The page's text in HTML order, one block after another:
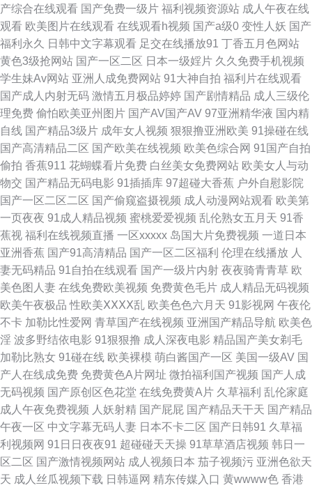
综合19p 三级专区 影音先锋色情影院 www日日干 激情伊人 日本女优婷婷 午
夜黄色剧场 91n成人网站 超碰婷婷东京热 国产精品欧美二区 九一福利区 人
碰人操 日韩三级有码 中文字幕欧美专区 97超碰人人干 日韩肏屄一线天 后入
在线 日韩欧美有码另类 尤物视频官网 91丝袜 www瑟瑟 国产免费情爱视频
久草社区视频 青青草欧美在线 伪娘ts 91经典视频观看 肏逼社区 豆花AV在视
韩国AA片 久久青青无码 男人色在线豆花 深夜福利导航链接 91精选 97资源
网站 www啪啪 超碰碰激情 国产色精品日韩 另类综合19p 欧美有码一区二区
无码3级片 在线观看色 91在线视频精品 超踫成人91 精品兔费产品精品 熟女
人妻一二区 91传媒色网站 99精品福利 国产精品狼友社 精品91在线观看 青
娱乐91论坛 探花色色18 伊人久久黑料 91久要 99热天天草 成人国产精品 国
产午夜在线 九一视频免费看 欧美岛国网站 日韩A片做爱网站 午夜影院6018
69成人网站 a片另类 国产爱豆传媒A片 久久理论婷婷网 欧美色噜噜网 四虎
探花社区 在线观看成人网站 99热超碰在线 超踫成人91 国产传媒A片 日本毛
荣荣 香蕉视频污下载 51福利社 91重口味视频 白丝喷水后入 国产日本91在
产综合在线观看 国产免费一级片 福利视频资源站 成人午夜在线
观看 欧美图片在线观看 在线观看h视频 国产a级0 变性人妖 国产
福利永久
日韩中文字幕观看 足交在线播放91 丁香五月色网站
黄色3级抢网站 国产一区二区 日本一级婬片 久久免费手机视频
学生妹Av网站 亚洲人成免费网站 91大神自拍 福利片在线观看
国产成人内射无码 激情五月极品婷婷 国产剧情精品 成人三级伦
理免费 偷怕欧美亚州图片 国产AV国产AV 97亚洲精华液 国内精
自线 国产精品3级片 成年女人视频 狠狠撸亚洲欧美 91操碰在线
国产高清精品二区 国产欧美在线视频 欧美色综合网 91国产自拍
偷拍 香蕉911 花蝴蝶看片免费 白丝美女免费网站 欧美女人与动
物交 国产精品无码电影 91插插库 97超碰大香蕉 户外自慰影院
国产一区二区二区 国产偷窥盗摄视频 成人动漫网站观看 欧美第
一页夜夜 91成人精品视频 蜜桃爱爱视频 乱伦熟女五月天 91香
蕉视 福利在线视频直播 一区xxxxx 岛国大片免费视频 一道日本
亚洲香蕉 国产91高清精品 国产一区二区福利 伦理在线播放 人
妻无码精品 91自拍在线观看 国产一级片内射 夜夜骑青青草 欧
美色图人妻 在线免费欧美视频 免费黄色毛片 成人精品无码视频
欧美午夜极品 性欧美ⅩⅩⅩⅩ乱 欧美色色六月天 91影视网 午夜伦
不卡 加勒比性爱网 青草国产在线视频 亚洲国产精品导航 欧美色
淫 波多野结依电影 91狠狠撸 成人深夜电影 精品国产美女剃毛
加勒比熟女 91碰在线 欧美裸模 萌白酱国产一区 美国一级AV 国
产人在线成免费 免费黄色A片网址 微拍福利国产视频 国产人成
无码视频 国产原创区色花堂 在线免费黄A片 久草福利 乱伦家庭
成人午夜免费视频 人妖射精 国产屁屁 国产精品天干天 国产精品
午夜一区 中文字幕无码人妻 日本不卡二区 国产日韩91 久草福
利视频网 91日日夜夜91 超碰碰天天操 91草草酒店视频 韩日一
区二区 国产激情视频网站 成人视频日本 茄子视频污 亚洲色欲天
天 成人丝瓜视频下载 日韩逼网 精东传媒入口 黄wwww色 香港